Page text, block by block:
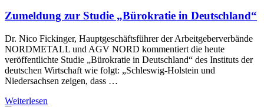
Zumeldung zur Studie „Bürokratie in Deutschland“
Dr. Nico Fickinger, Hauptgeschäftsführer der Arbeitgeberverbände
NORDMETALL und AGV NORD kommentiert die heute
veröffentlichte Studie „Bürokratie in Deutschland“ des Instituts der
deutschen Wirtschaft wie folgt: „Schleswig-Holstein und
Niedersachsen zeigen, dass …
Weiterlesen